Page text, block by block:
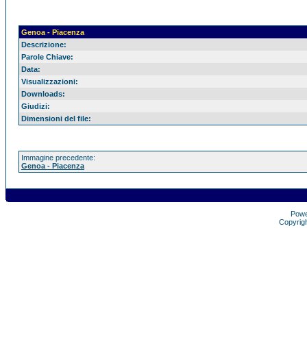
Genoa - Piacenza
Descrizione:
Parole Chiave:
Data:
Visualizzazioni:
Downloads:
Giudizi:
Dimensioni del file:
Immagine precedente:
Genoa - Piacenza